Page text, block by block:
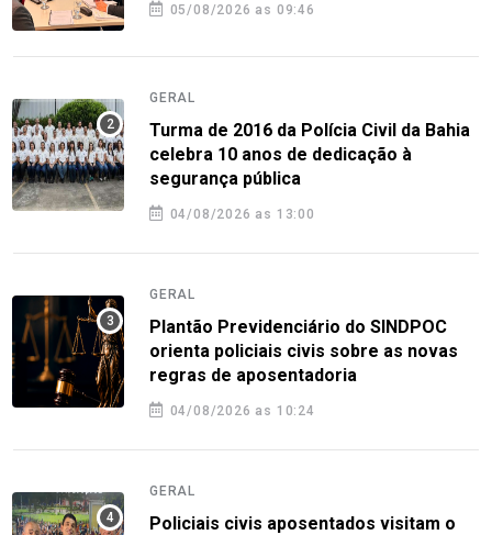
05/08/2026 as 09:46
GERAL
Turma de 2016 da Polícia Civil da Bahia
celebra 10 anos de dedicação à
segurança pública
04/08/2026 as 13:00
GERAL
Plantão Previdenciário do SINDPOC
orienta policiais civis sobre as novas
regras de aposentadoria
04/08/2026 as 10:24
GERAL
Policiais civis aposentados visitam o